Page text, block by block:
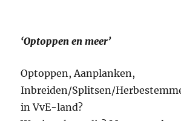
‘Optoppen en meer’
Optoppen, Aanplanken,
Inbreiden/Splitsen/
in VvE-land?